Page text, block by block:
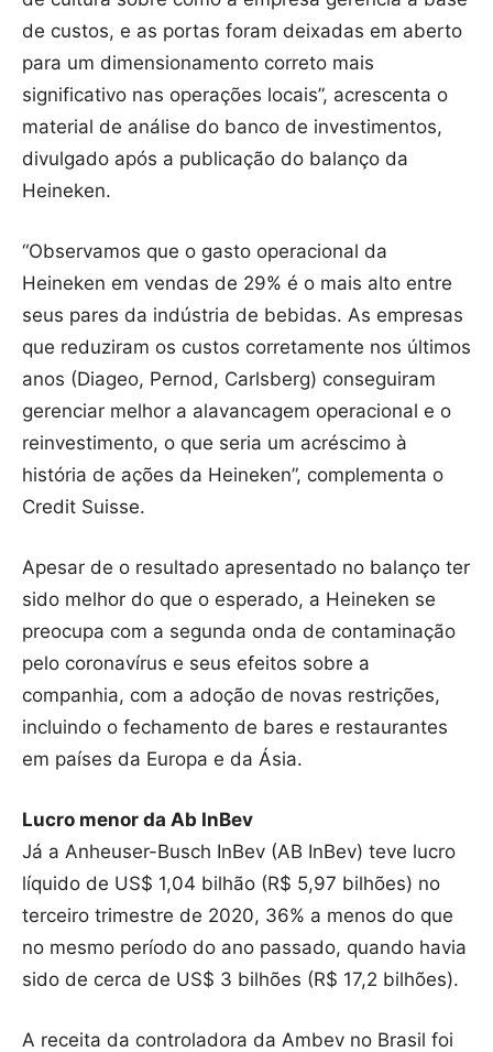
de custos, e as portas foram deixadas em aberto
para um dimensionamento correto mais
significativo nas operações locais”, acrescenta o
material de análise do banco de investimentos,
divulgado após a publicação do balanço da
Heineken.
“Observamos que o gasto operacional da
Heineken em vendas de 29% é o mais alto entre
seus pares da indústria de bebidas. As empresas
que reduziram os custos corretamente nos últimos
anos (Diageo, Pernod, Carlsberg) conseguiram
gerenciar melhor a alavancagem operacional e o
reinvestimento, o que seria um acréscimo à
história de ações da Heineken”, complementa o
Credit Suisse.
Apesar de o resultado apresentado no balanço ter
sido melhor do que o esperado, a Heineken se
preocupa com a segunda onda de contaminação
pelo coronavírus e seus efeitos sobre a
companhia, com a adoção de novas restrições,
incluindo o fechamento de bares e restaurantes
em países da Europa e da Ásia.
Lucro menor da Ab InBev
Já a Anheuser-Busch InBev (AB InBev) teve lucro
líquido de US$ 1,04 bilhão (R$ 5,97 bilhões) no
terceiro trimestre de 2020, 36% a menos do que
no mesmo período do ano passado, quando havia
sido de cerca de US$ 3 bilhões (R$ 17,2 bilhões).
A receita da controladora da Ambev no Brasil foi